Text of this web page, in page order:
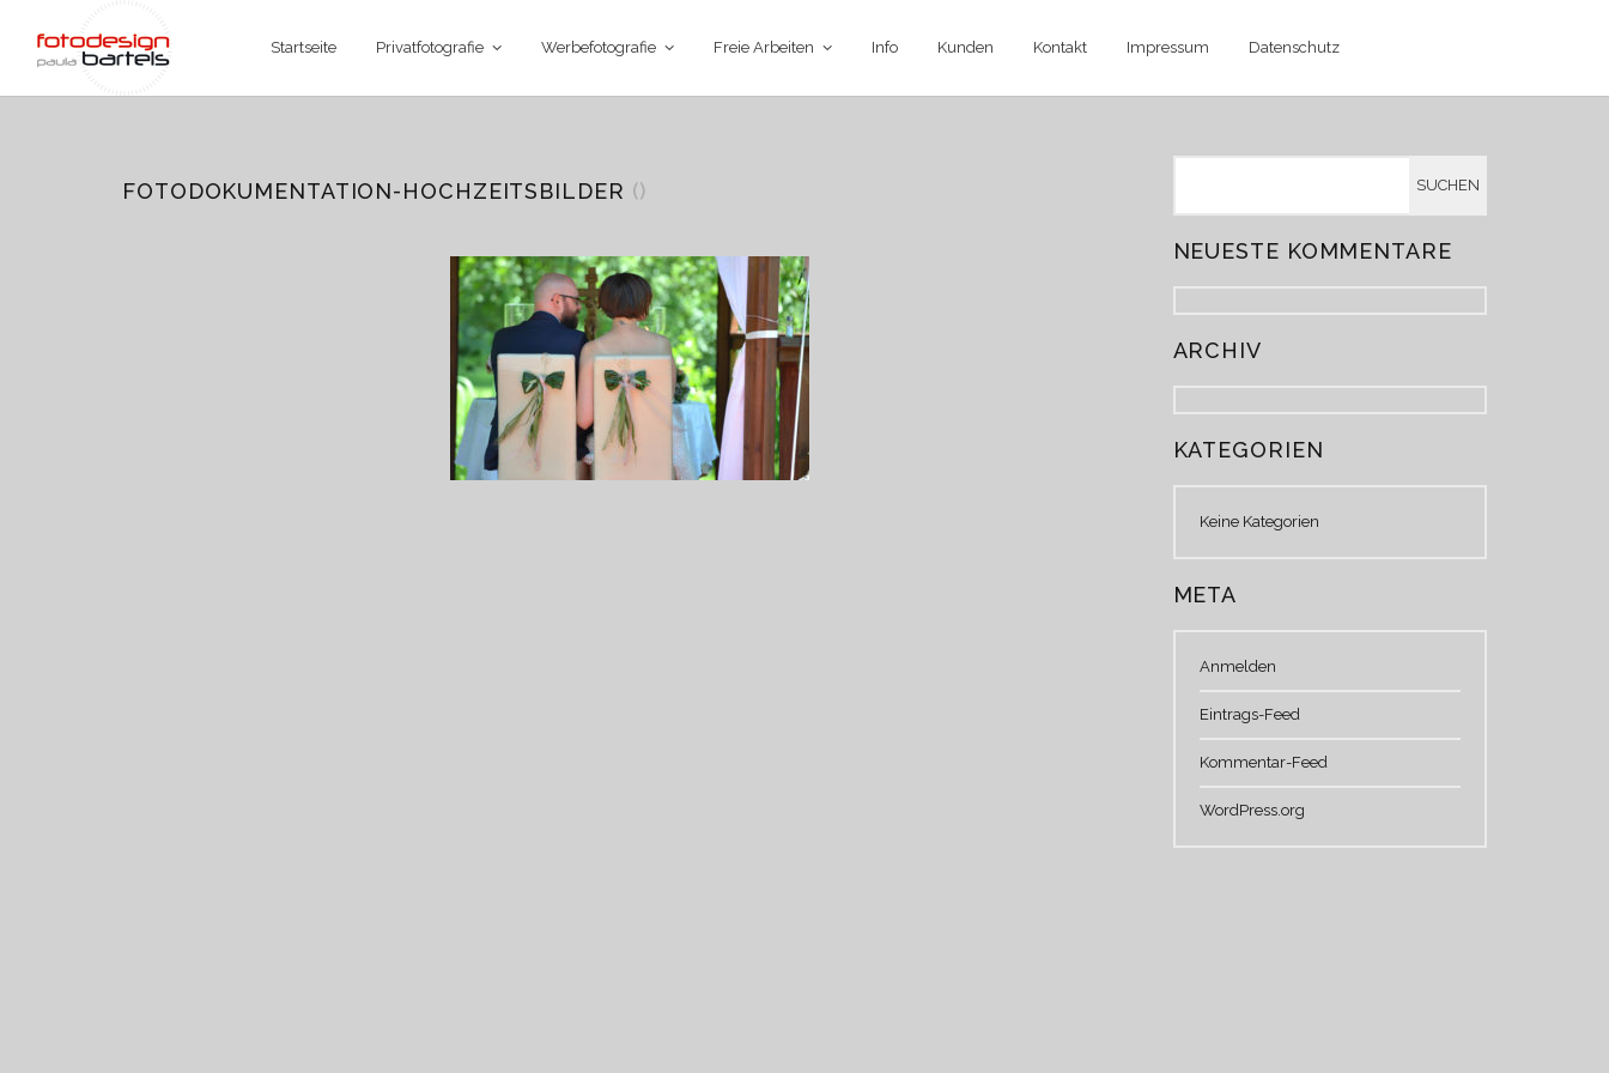
Startseite Privatfotografie Werbefotografie Freie Arbeiten Info Kunden Kontakt Impressum Datenschutz
FOTODOKUMENTATION-HOCHZEITSBILDER ()
NEUESTE KOMMENTARE
ARCHIV
KATEGORIEN
Keine Kategorien
META
Anmelden
Eintrags-Feed
Kommentar-Feed
WordPress.org